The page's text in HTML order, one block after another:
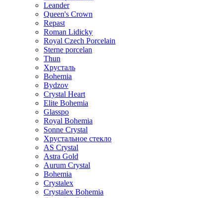
Leander
Queen's Crown
Repast
Roman Lidicky
Royal Czech Porcelain
Sterne porcelan
Thun
Хрусталь
Bohemia
Bydzov
Crystal Heart
Elite Bohemia
Glasspo
Royal Bohemia
Sonne Crystal
Хрустальное стекло
AS Crystal
Astra Gold
Aurum Crystal
Bohemia
Crystalex
Crystalex Bohemia